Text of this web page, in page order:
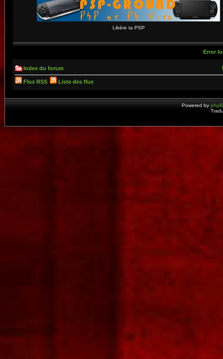
Libère ta PSP
Error
Index du forum
Flux RSS Liste des flux
Powered by